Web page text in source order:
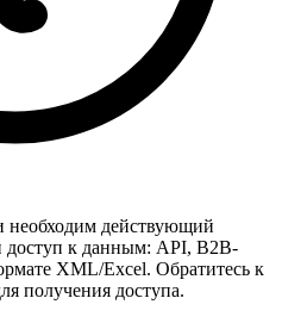
необходим действующий
доступ к данным: API, B2B-
XML/Excel. Обратитесь к
получения доступа.